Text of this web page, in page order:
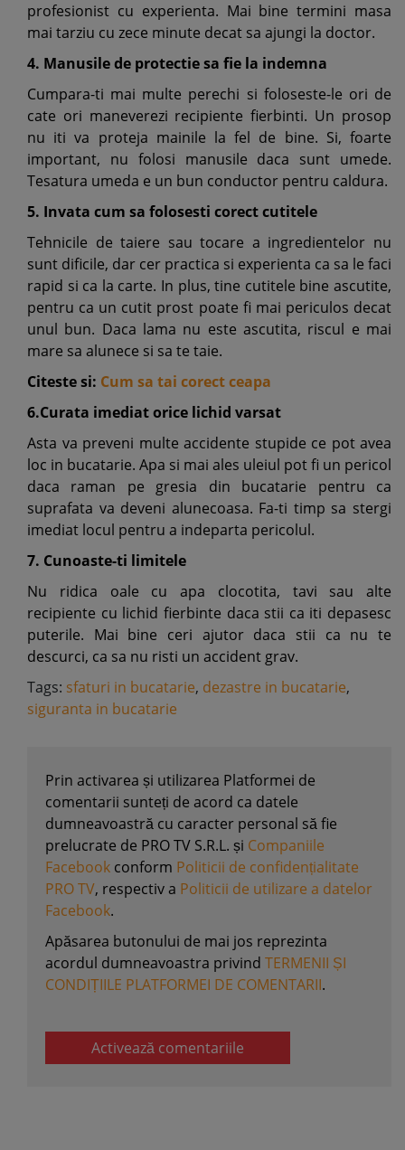
profesionist cu experienta. Mai bine termini masa
mai tarziu cu zece minute decat sa ajungi la doctor.
4. Manusile de protectie sa fie la indemna
Cumpara-ti mai multe perechi si foloseste-le ori de
cate ori maneverezi recipiente fierbinti. Un prosop
nu iti va proteja mainile la fel de bine. Si, foarte
important, nu folosi manusile daca sunt umede.
Tesatura umeda e un bun conductor pentru caldura.
5. Invata cum sa folosesti corect cutitele
Tehnicile de taiere sau tocare a ingredientelor nu
sunt dificile, dar cer practica si experienta ca sa le faci
rapid si ca la carte. In plus, tine cutitele bine ascutite,
pentru ca un cutit prost poate fi mai periculos decat
unul bun. Daca lama nu este ascutita, riscul e mai
mare sa alunece si sa te taie.
Citeste si: Cum sa tai corect ceapa
6.Curata imediat orice lichid varsat
Asta va preveni multe accidente stupide ce pot avea
loc in bucatarie. Apa si mai ales uleiul pot fi un pericol
daca raman pe gresia din bucatarie pentru ca
suprafata va deveni alunecoasa. Fa-ti timp sa stergi
imediat locul pentru a indeparta pericolul.
7. Cunoaste-ti limitele
Nu ridica oale cu apa clocotita, tavi sau alte
recipiente cu lichid fierbinte daca stii ca iti depasesc
puterile. Mai bine ceri ajutor daca stii ca nu te
descurci, ca sa nu risti un accident grav.
Tags: sfaturi in bucatarie, dezastre in bucatarie,
siguranta in bucatarie
Prin activarea și utilizarea Platformei de
comentarii sunteți de acord ca datele
dumneavoastră cu caracter personal să fie
prelucrate de PRO TV S.R.L. și Companiile
Facebook conform Politicii de confidențialitate
PRO TV, respectiv a Politicii de utilizare a datelor
Facebook.
Apăsarea butonului de mai jos reprezinta
acordul dumneavoastra privind TERMENII ȘI
CONDIȚIILE PLATFORMEI DE COMENTARII.
Activează comentariile